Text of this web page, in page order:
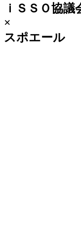
ｉＳＳＯ協議
×
スポエール